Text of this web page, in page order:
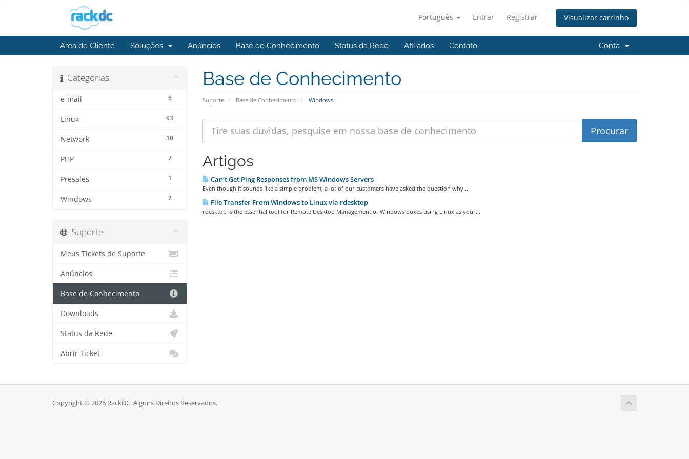
Português Entrar Registrar Visualizar carrinho
Área do Cliente Soluções Anúncios Base de Conhecimento Status da Rede Afiliados Contato Conta
Base de Conhecimento
Suporte Base de Conhecimento Windows
Categorias
6
e-mail
93
Linux
10
Network
7
PHP
1
Presales
2
Windows
Artigos
Can’t Get Ping Responses from MS Windows Servers
Even though it sounds like a simple problem, a lot of our customers have asked the question why...
File Transfer From Windows to Linux via rdesktop
rdesktop is the essential tool for Remote Desktop Management of Windows boxes using Linux as your...
Suporte
Meus Tickets de Suporte
Anúncios
Base de Conhecimento
Downloads
Status da Rede
Abrir Ticket
Copyright © 2026 RackDC. Alguns Direitos Reservados.